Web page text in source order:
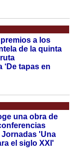
a los
de la quinta
tapas en
una obra de
'Una
el siglo XXI'